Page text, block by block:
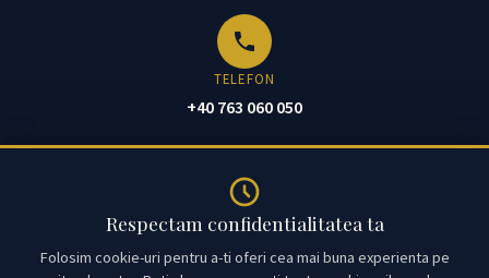
Respectam confidentialitatea ta
Folosim cookie-uri pentru a-ti oferi cea mai buna experienta pe
TELEFON
+40 763 060 050
EMAIL